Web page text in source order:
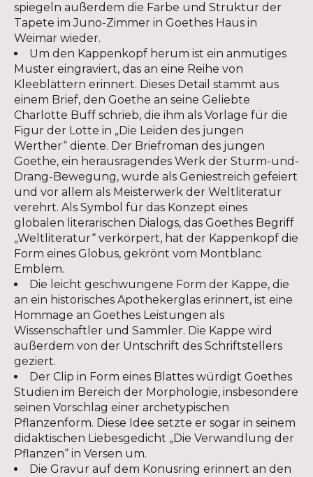
spiegeln außerdem die Farbe und Struktur der
Tapete im Juno-Zimmer in Goethes Haus in
Weimar wieder.
Um den Kappenkopf herum ist ein anmutiges
Muster eingraviert, das an eine Reihe von
Kleeblättern erinnert. Dieses Detail stammt aus
einem Brief, den Goethe an seine Geliebte
Charlotte Buff schrieb, die ihm als Vorlage für die
Figur der Lotte in „Die Leiden des jungen
Werther“ diente. Der Briefroman des jungen
Goethe, ein herausragendes Werk der Sturm-und-
Drang-Bewegung, wurde als Geniestreich gefeiert
und vor allem als Meisterwerk der Weltliteratur
verehrt. Als Symbol für das Konzept eines
globalen literarischen Dialogs, das Goethes Begriff
„Weltliteratur“ verkörpert, hat der Kappenkopf die
Form eines Globus, gekrönt vom Montblanc
Emblem.
Die leicht geschwungene Form der Kappe, die
an ein historisches Apothekerglas erinnert, ist eine
Hommage an Goethes Leistungen als
Wissenschaftler und Sammler. Die Kappe wird
außerdem von der Untschrift des Schriftstellers
geziert.
Der Clip in Form eines Blattes würdigt Goethes
Studien im Bereich der Morphologie, insbesondere
seinen Vorschlag einer archetypischen
Pflanzenform. Diese Idee setzte er sogar in seinem
didaktischen Liebesgedicht „Die Verwandlung der
Pflanzen“ in Versen um.
Die Gravur auf dem Konusring erinnert an den